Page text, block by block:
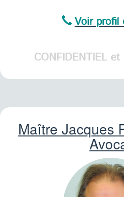
Voir profil
CONFIDENTIEL et
Maître Jacques